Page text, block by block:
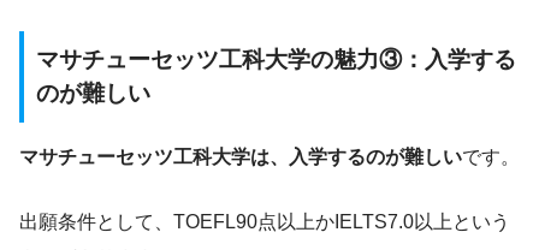
マサチューセッツ工科大学の魅力③：入学する
のが難しい
マサチューセッツ工科大学は、入学するのが難しいです。
出願条件として、TOEFL90点以上かIELTS7.0以上という